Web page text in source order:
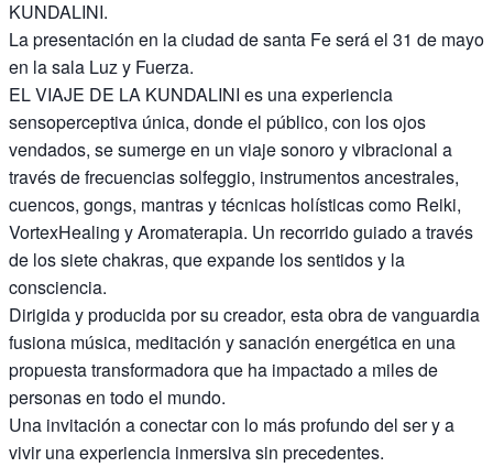
KUNDALINI.
La presentación en la ciudad de santa Fe será el 31 de mayo
en la sala Luz y Fuerza.
EL VIAJE DE LA KUNDALINI es una experiencia
sensoperceptiva única, donde el público, con los ojos
vendados, se sumerge en un viaje sonoro y vibracional a
través de frecuencias solfeggio, instrumentos ancestrales,
cuencos, gongs, mantras y técnicas holísticas como Reiki,
VortexHealing y Aromaterapia. Un recorrido guiado a través
de los siete chakras, que expande los sentidos y la
consciencia.
Dirigida y producida por su creador, esta obra de vanguardia
fusiona música, meditación y sanación energética en una
propuesta transformadora que ha impactado a miles de
personas en todo el mundo.
Una invitación a conectar con lo más profundo del ser y a
vivir una experiencia inmersiva sin precedentes.